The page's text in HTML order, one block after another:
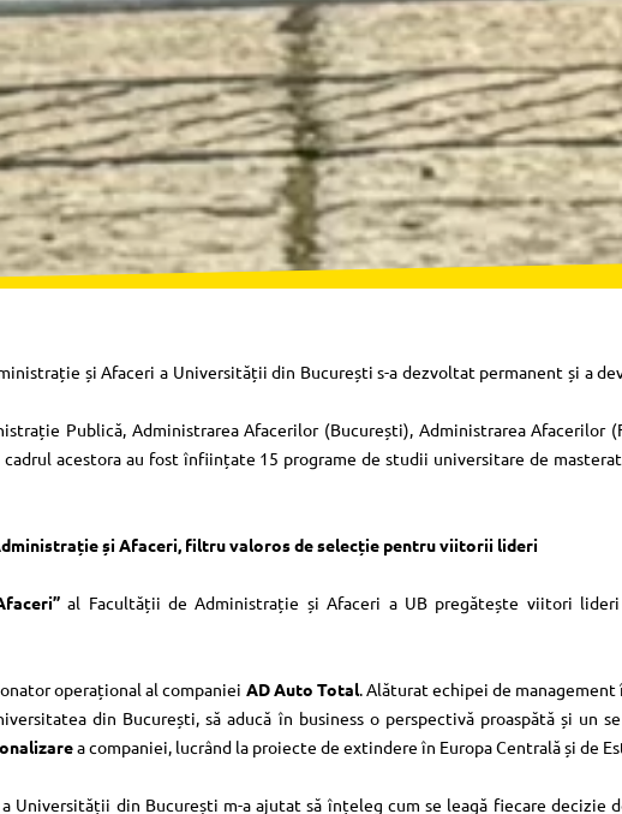
și Afaceri a Universității din București s-a dezvoltat permanent și a
Publică, Administrarea Afacerilor (București), Administrarea Afacerilor
acestora au fost înființate 15 programe de studii universitare de
și Afaceri, filtru valoros de selecție pentru viitorii lideri
al Facultății de Administrație și Afaceri a UB pregătește viitori
operațional al companiei AD Auto Total. Alăturat echipei de management
din București, să aducă în business o perspectivă proaspătă și un
a companiei, lucrând la proiecte de extindere în Europa Centrală și de
Universității din București m-a ajutat să înțeleg cum se leagă fiecare decizie